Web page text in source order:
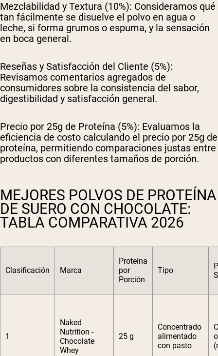
Mezclabilidad y Textura (10%): Consideramos qué
tan fácilmente se disuelve el polvo en agua o
leche, si forma grumos o espuma, y la sensación
en boca general.
Reseñas y Satisfacción del Cliente (5%):
Revisamos comentarios agregados de
consumidores sobre la consistencia del sabor,
digestibilidad y satisfacción general.
Precio por 25g de Proteína (5%): Evaluamos la
eficiencia de costo calculando el precio por 25g de
proteína, permitiendo comparaciones justas entre
productos con diferentes tamaños de porción.
MEJORES POLVOS DE PROTEÍNA
DE SUERO CON CHOCOLATE:
TABLA COMPARATIVA 2026
Clasificación Marca
Proteína
por
Porción
Tipo
1
Naked
Nutrition -
Chocolate
Whey
25 g
Concentrado
alimentado
con pasto